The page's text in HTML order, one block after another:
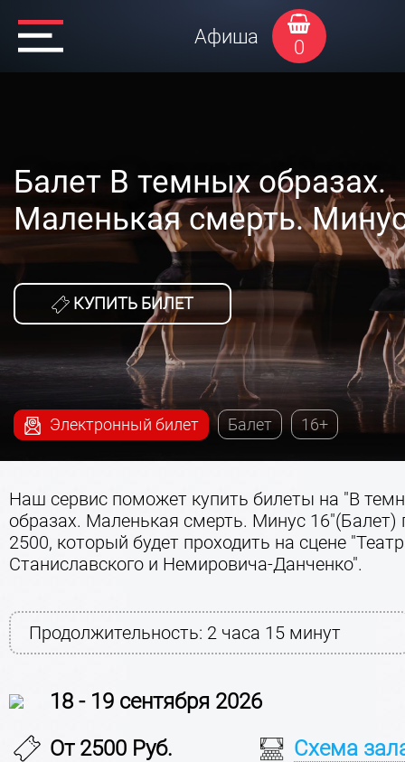
Афиша 0
Балет В темных образах.
Маленькая смерть.
КУПИТЬ БИЛЕТ
Электронный билет Балет 16+
Наш сервис поможет купить билеты на "В
образах. Маленькая смерть. Минус 16"(Балет)
2500, который будет проходить на сцене "Театр
Станиславского и Немировича-Данченко".
Продолжительность: 2 часа 15 минут
18 - 19 сентября 2026
От 2500 Руб.
Схема